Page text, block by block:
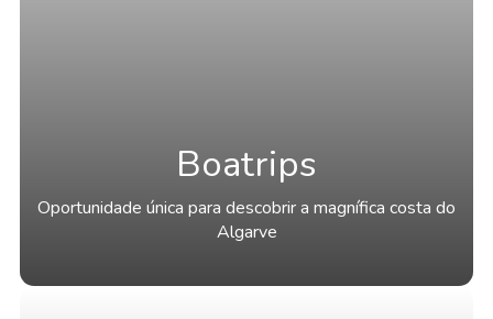
Boatrips
Oportunidade única para descobrir a magnífica costa do
Algarve